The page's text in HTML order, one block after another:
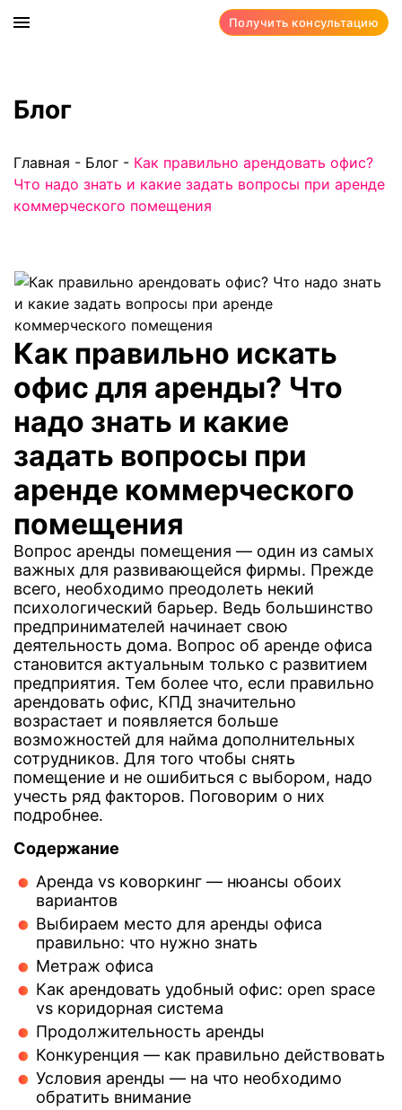
Получить консультацию
Блог
Главная - Блог - Как правильно арендовать офис?
Что надо знать и какие задать вопросы при аренде
коммерческого помещения
Как правильно искать
офис для аренды? Что
надо знать и какие
задать вопросы при
аренде коммерческого
помещения
Вопрос аренды помещения — один из самых
важных для развивающейся фирмы. Прежде
всего, необходимо преодолеть некий
психологический барьер. Ведь большинство
предпринимателей начинает свою
деятельность дома. Вопрос об аренде офиса
становится актуальным только с развитием
предприятия. Тем более что, если правильно
арендовать офис, КПД значительно
возрастает и появляется больше
возможностей для найма дополнительных
сотрудников. Для того чтобы снять
помещение и не ошибиться с выбором, надо
учесть ряд факторов. Поговорим о них
подробнее.
Содержание
Аренда vs коворкинг — нюансы обоих
вариантов
Выбираем место для аренды офиса
правильно: что нужно знать
Метраж офиса
Как арендовать удобный офис: open space
vs коридорная система
Продолжительность аренды
Конкуренция — как правильно действовать
Условия аренды — на что необходимо
обратить внимание